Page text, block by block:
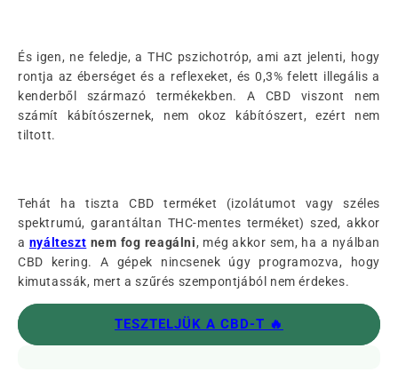
És igen, ne feledje, a THC pszichotróp, ami azt jelenti, hogy
rontja az éberséget és a reflexeket, és 0,3% felett illegális a
kenderből származó termékekben. A CBD viszont nem
számít kábítószernek, nem okoz kábítószert, ezért nem
tiltott.
Tehát ha tiszta CBD terméket (izolátumot vagy széles
spektrumú, garantáltan THC-mentes terméket) szed, akkor
a nyálteszt nem fog reagálni, még akkor sem, ha a nyálban
CBD kering. A gépek nincsenek úgy programozva, hogy
kimutassák, mert a szűrés szempontjából nem érdekes.
TESZTELJÜK A CBD-T 🔥